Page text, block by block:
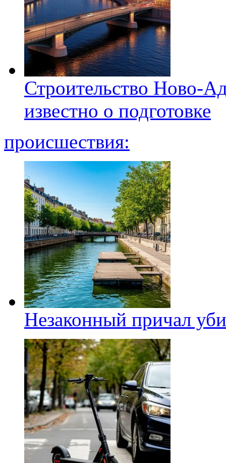
Строительство Ново-
известно о подготовке
происшествия:
Незаконный причал